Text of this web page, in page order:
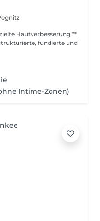
Hautverbesserung **
fundierte und
Intime-Zonen)